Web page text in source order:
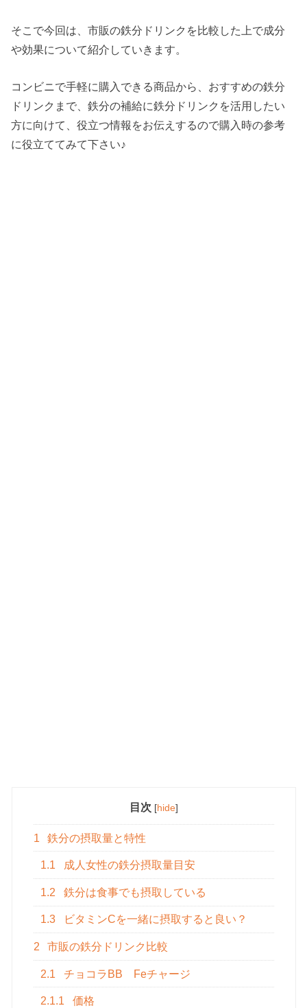
そこで今回は、市販の鉄分ドリンクを比較した上で成分
や効果について紹介していきます。
コンビニで手軽に購入できる商品から、おすすめの鉄分
ドリンクまで、鉄分の補給に鉄分ドリンクを活用したい
方に向けて、役立つ情報をお伝えするので購入時の参考
に役立ててみて下さい♪
目次 [hide]
1 鉄分の摂取量と特性
1.1 成人女性の鉄分摂取量目安
1.2 鉄分は食事でも摂取している
1.3 ビタミンCを一緒に摂取すると良い？
2 市販の鉄分ドリンク比較
2.1 チョコラBB Feチャージ
2.1.1 価格